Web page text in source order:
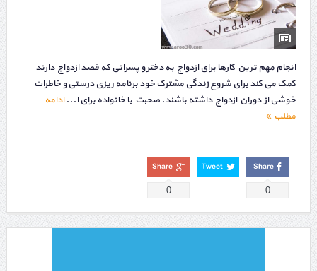
انجام مهم ترین کارها برای ازدواج به دختر و پسرانی که قصد ازدواج دارند
کمک می کند برای شروع زندگی مشترک خود برنامه ریزی درستی و خاطرات
خوشی از دوران ازدواج داشته باشند. صحبت با خانواده برای ا...ادامه
مطلب
Share
0
Tweet
Share
0